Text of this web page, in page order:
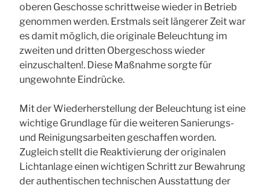
oberen Geschosse schrittweise wieder in Betrieb
genommen werden. Erstmals seit längerer Zeit war
es damit möglich, die originale Beleuchtung im
zweiten und dritten Obergeschoss wieder
einzuschalten!. Diese Maßnahme sorgte für
ungewohnte Eindrücke.
Mit der Wiederherstellung der Beleuchtung ist eine
wichtige Grundlage für die weiteren Sanierungs-
und Reinigungsarbeiten geschaffen worden.
Zugleich stellt die Reaktivierung der originalen
Lichtanlage einen wichtigen Schritt zur Bewahrung
der authentischen technischen Ausstattung der